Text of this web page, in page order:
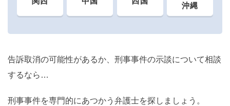
沖縄
告訴取消の可能性があるか、刑事事件の示談について相談
するなら…
刑事事件を専門的にあつかう弁護士を探しましょう。